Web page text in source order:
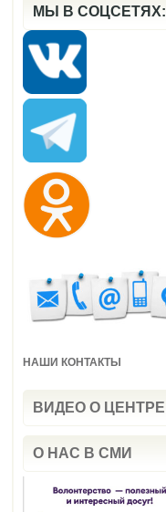
МЫ В СОЦСЕТЯХ:
НАШИ КОНТАКТЫ
ВИДЕО О ЦЕНТРЕ
О НАС В СМИ